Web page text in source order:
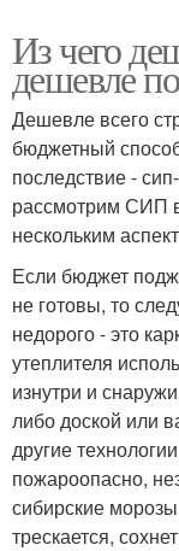
Из чего
дешевле
Дешевле всего
бюджетный
последствие -
рассмотрим СИП
нескольким
Если бюджет
не готовы, то
недорого - это
утеплителя
изнутри и
либо доской или
другие
пожароопасно,
сибирские
трескается,